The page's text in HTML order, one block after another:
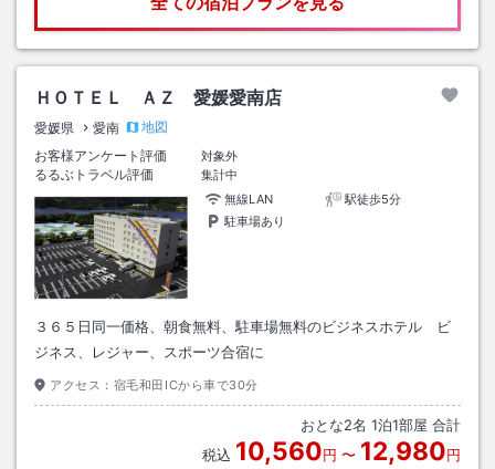
ＨＯＴＥＬ ＡＺ 愛媛愛南店
愛媛県 愛南
地図
お客様アンケート評価
対象外
るるぶトラベル評価
集計中
無線LAN
駅徒歩5分
駐車場あり
３６５日同一価格、朝食無料、駐車場無料のビジネスホテル ビ
ジネス、レジャー、スポーツ合宿に
アクセス： 宿毛和田ICから車で30分
おとな2名 1泊1部屋 合計
税込 10,560円 〜 12,980円